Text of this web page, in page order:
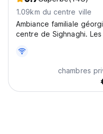
1.09km du centre ville
Ambiance familiale
centre de Sighnaghi.
chambres